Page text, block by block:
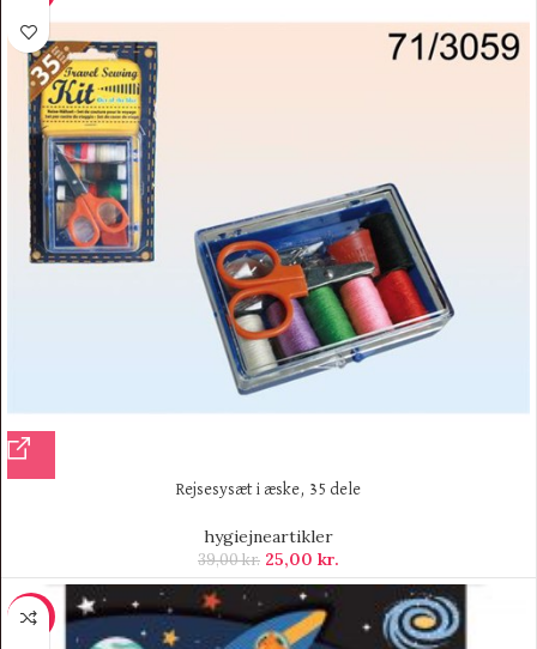
Rejsesysæt i æske, 35 dele
hygiejneartikler
39,00kr. 25,00 kr.
-8%